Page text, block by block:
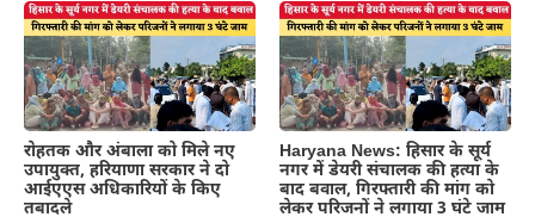
रोहतक और अंबाला को मिले नए
उपायुक्त, हरियाणा सरकार ने दो
आईएएस अधिकारियों के किए
तबादले
Haryana News: हिसार के सूर्य
नगर में डेयरी संचालक की हत्या के
बाद बवाल, गिरफ्तारी की मांग को
लेकर परिजनों ने लगाया 3 घंटे जाम